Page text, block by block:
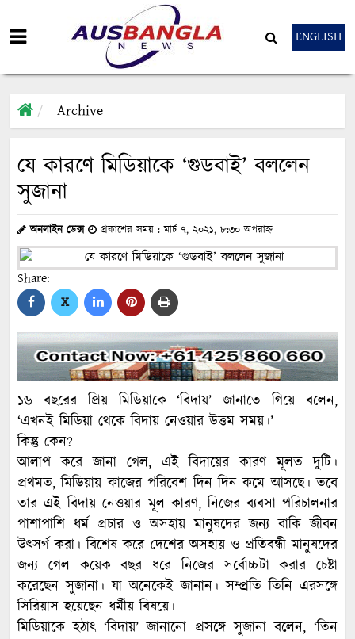
ENGLISH
Archive
যে কারণে মিডিয়াকে ‘গুডবাই’ বললেন
সুজানা
অনলাইন ডেক্স প্রকাশের সময় : মার্চ ৭, ২০২১, ৮:৩০ অপরাহ্ন
Share:
X
১৬ বছরের প্রিয় মিডিয়াকে ‘বিদায়’ জানাতে গিয়ে বলেন,
‘এখনই মিডিয়া থেকে বিদায় নেওয়ার উত্তম সময়।’
কিন্তু কেন?
আলাপ করে জানা গেল, এই বিদায়ের কারণ মূলত দুটি।
প্রথমত, মিডিয়ায় কাজের পরিবেশ দিন দিন কমে আসছে। তবে
তার এই বিদায় নেওয়ার মূল কারণ, নিজের ব্যবসা পরিচালনার
পাশাপাশি ধর্ম প্রচার ও অসহায় মানুষদের জন্য বাকি জীবন
উৎসর্গ করা। বিশেষ করে দেশের অসহায় ও প্রতিবন্ধী মানুষদের
জন্য গেল কয়েক বছর ধরে নিজের সর্বোচ্চটা করার চেষ্টা
করেছেন সুজানা। যা অনেকেই জানান। সম্প্রতি তিনি এরসঙ্গে
সিরিয়াস হয়েছেন ধর্মীয় বিষয়ে।
মিডিয়াকে হঠাৎ ‘বিদায়’ জানানো প্রসঙ্গে সুজানা বলেন, ‘তিন